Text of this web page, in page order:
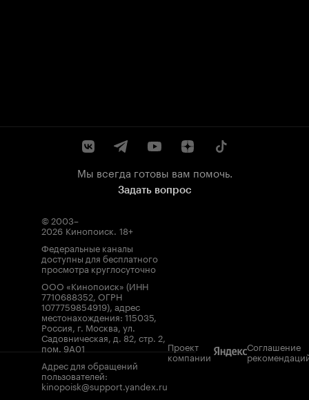
Мы всегда готовы вам помочь.
Задать вопрос
© 2003–
2026 Кинопоиск. 18+
Федеральные каналы
доступны для бесплатного
просмотра круглосуточно
ООО «Кинопоиск» (ИНН
7710688352, ОГРН
1077759854919), адрес
местонахождения: 115035,
Россия, г. Москва, ул.
Садовническая, д. 82, стр. 2,
пом. 9А01
Адрес для обращений
пользователей:
kinopoisk@support.yandex.ru
Проект
компании
Соглашение